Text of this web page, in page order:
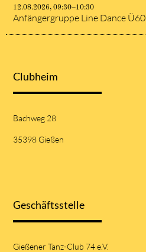
12.08.2026, 09:30–10:30
Anfängergruppe Line Dance Ü60
Clubheim
Bachweg 28
35398 Gießen
Geschäftsstelle
Gießener Tanz-Club 74 e.V.